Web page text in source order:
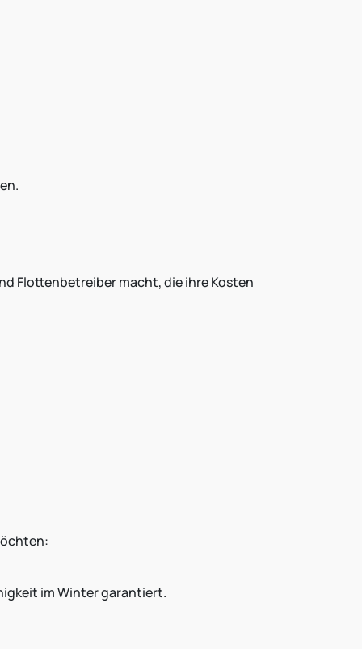
Flottenbetreiber macht, die ihre Kosten
im Winter garantiert.